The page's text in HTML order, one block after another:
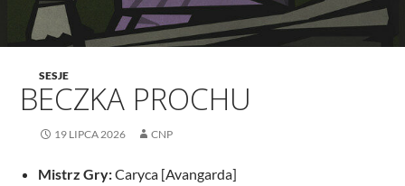
SESJE
BECZKA PROCHU
19 LIPCA 2026 CNP
Mistrz Gry:Caryca [Avangarda]